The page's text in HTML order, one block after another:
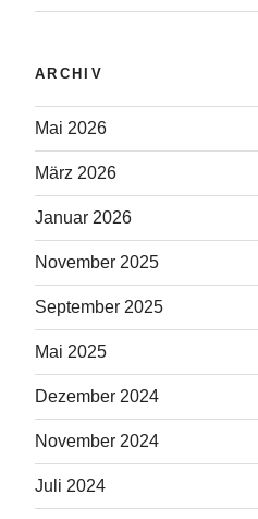
ARCHIV
Mai 2026
März 2026
Januar 2026
November 2025
September 2025
Mai 2025
Dezember 2024
November 2024
Juli 2024